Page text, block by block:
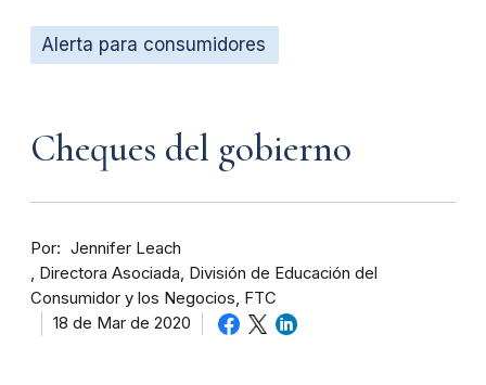
Alerta para consumidores
Cheques del gobierno
Por
Jennifer Leach
Directora Asociada, División de Educación del
Consumidor y los Negocios, FTC
18 de Mar de 2020